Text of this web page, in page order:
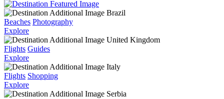
Brazil
Beaches Photography
Explore
United Kingdom
Flights Guides
Explore
Italy
Flights Shopping
Explore
Serbia